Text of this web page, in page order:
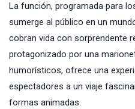
La función, programada para
sumerge al público en un
cobran vida con sorprendente
protagonizado por una
humorísticos, ofrece una
espectadores a un viaje
formas animadas.